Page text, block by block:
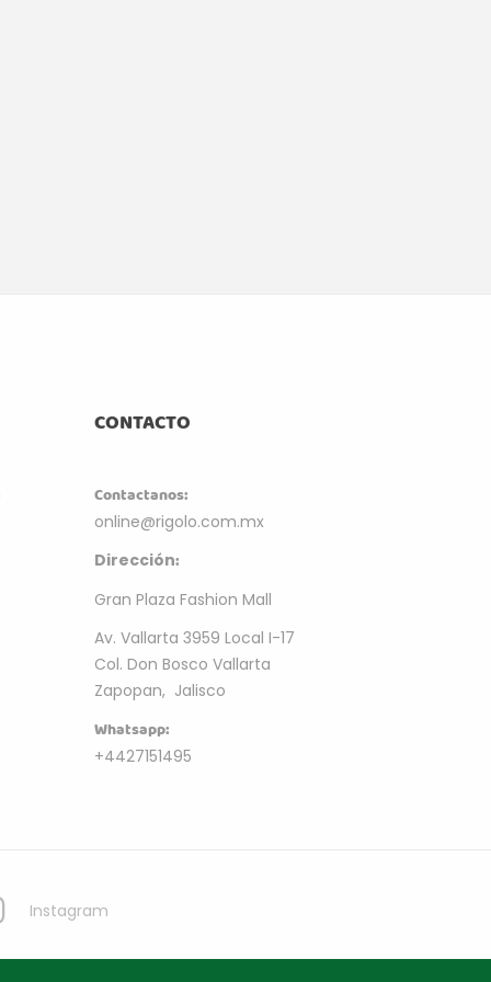
CONTACTO
Contactanos:
online@rigolo.com.mx
Dirección:
Gran Plaza Fashion Mall
Av. Vallarta 3959 Local I-17
Col. Don Bosco Vallarta
Zapopan, Jalisco
Whatsapp:
+4427151495
Instagram